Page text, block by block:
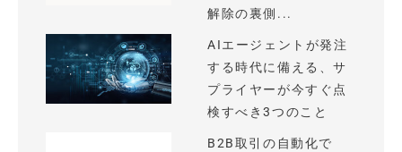
解除の裏側...
AIエージェントが発注
する時代に備える、サ
プライヤーが今すぐ点
検すべき3つのこと
B2B取引の自動化で